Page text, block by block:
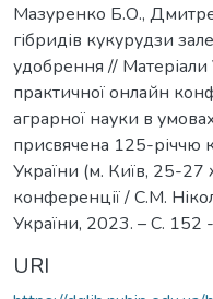
Мазуренко Б.О.,
гібридів кукурудзи
удобрення //
практичної онлайн
аграрної науки в
присвячена 125-
України (м. Київ, 25-27
конференції / С.М.
України, 2023. – С. 152
URI